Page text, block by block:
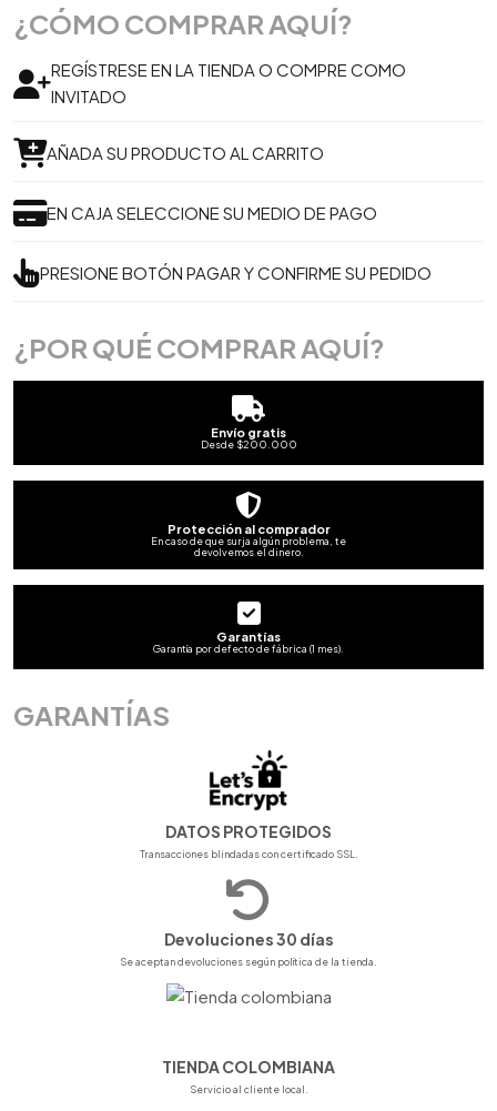
¿CÓMO COMPRAR AQUÍ?
REGÍSTRESE EN LA TIENDA O COMPRE COMO
INVITADO
AÑADA SU PRODUCTO AL CARRITO
EN CAJA SELECCIONE SU MEDIO DE PAGO
PRESIONE BOTÓN PAGAR Y CONFIRME SU PEDIDO
¿POR QUÉ COMPRAR AQUÍ?
Envío gratis
Desde $200.000
Protección al comprador
En caso de que surja algún problema, te
devolvemos el dinero.
Garantías
Garantía por defecto de fábrica (1 mes).
GARANTÍAS
DATOS PROTEGIDOS
Transacciones blindadas con certificado SSL.
Devoluciones 30 días
Se aceptan devoluciones según política de la tienda.
TIENDA COLOMBIANA
Servicio al cliente local.